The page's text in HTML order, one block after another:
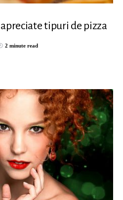
tipuri de pizza
2 minute read